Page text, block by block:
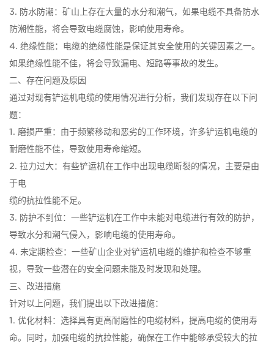
3. 防水防潮：矿山上存在大量的水分和潮气，如果电缆不具备防水
防潮性能，将会导致电缆腐蚀，影响使用寿命。
4. 绝缘性能：电缆的绝缘性能是保证其安全使用的关键因素之一。
如果绝缘性能不佳，将会导致漏电、短路等事故的发生。
二、存在问题及原因
通过对现有铲运机电缆的使用情况进行分析，我们发现存在以下问
题：
1. 磨损严重：由于频繁移动和恶劣的工作环境，许多铲运机电缆的
耐磨性能不佳，导致使用寿命缩短。
2. 拉力过大：有些铲运机在工作中出现电缆断裂的情况，主要是由
于电
缆的抗拉性能不足。
3. 防护不到位：一些铲运机在工作中未能对电缆进行有效的防护，
导致水分和潮气侵入，影响电缆的使用寿命。
4. 未定期检查：一些矿山企业对铲运机电缆的维护和检查不够重
视，导致一些潜在的安全问题未能及时发现和处理。
三、改进措施
针对以上问题，我们提出以下改进措施：
1. 优化材料：选择具有更高耐磨性的电缆材料，提高电缆的使用寿
命。同时，加强电缆的抗拉性能，确保在工作中能够承受较大的拉